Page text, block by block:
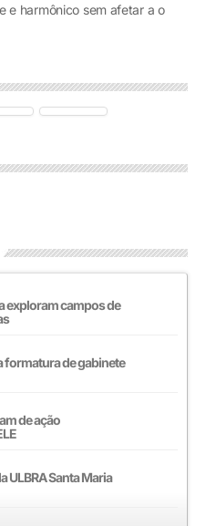
e harmônico sem afetar a o
exploram campos de
formatura de gabinete
de ação
ULBRA Santa Maria